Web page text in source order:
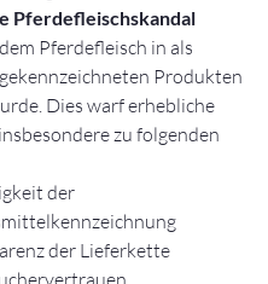
Pferdefleischskandal
Pferdefleisch in als
Produkten
Dies warf erhebliche
zu folgenden
der
der Lieferkette